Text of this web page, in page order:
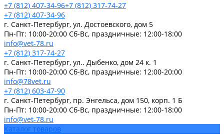
+7 (812) 407-34-96+7 (812) 317-74-27
+7 (812) 407-34-96
г. Санкт-Петербург, ул. Достоевского, дом 5
Пн-Пт: 10:00-20:00 Cб-Вс, праздничные: 12:00-18:00
info@vet-78.ru
+7 (812) 317-74-27
г. Санкт-Петербург, ул.. Дыбенко, дом 24 к. 1
Пн-Пт: 10:00-20:00 Cб-Вс, праздничные: 12:00-20:00
info@78vet.ru
+7 (812) 603-47-90
г. Санкт-Петербург, пр. Энгельса, дом 150, корп. 1 Б
Пн-Пт: 10:00-20:00 Cб-Вс, праздничные: 12:00-18:00
info@vet-78.ru
Каталог товаров